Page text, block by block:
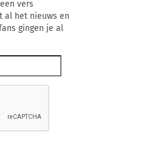
vers
al het nieuws en
gingen je al